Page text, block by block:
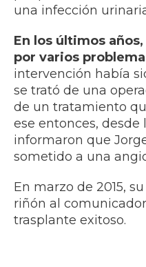
una infección
En los últimos años,
por varios
intervención había
se trató de una
de un tratamiento
ese entonces, desde
informaron que
sometido a una
En marzo de 2015,
riñón al
trasplante exitoso.